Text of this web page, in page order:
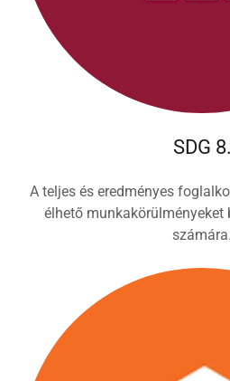
SDG 8.
A teljes és eredményes
élhető
számára.